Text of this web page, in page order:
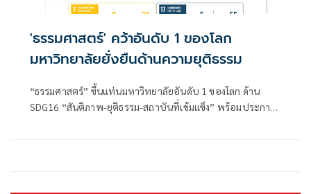
'ธรรมศาสตร์' คว้าอันดับ 1 ของโลก
มหาวิทยาลัยยั่งยืนด้านความยุติธรรม
“ธรรมศาสตร์” ขึ้นแท่นมหาวิทยาลัยอันดับ 1 ของโลก ด้าน
SDG16 “สันติภาพ-ยุติธรรม-สถาบันที่เข้มแข็ง” พร้อมประกาศ